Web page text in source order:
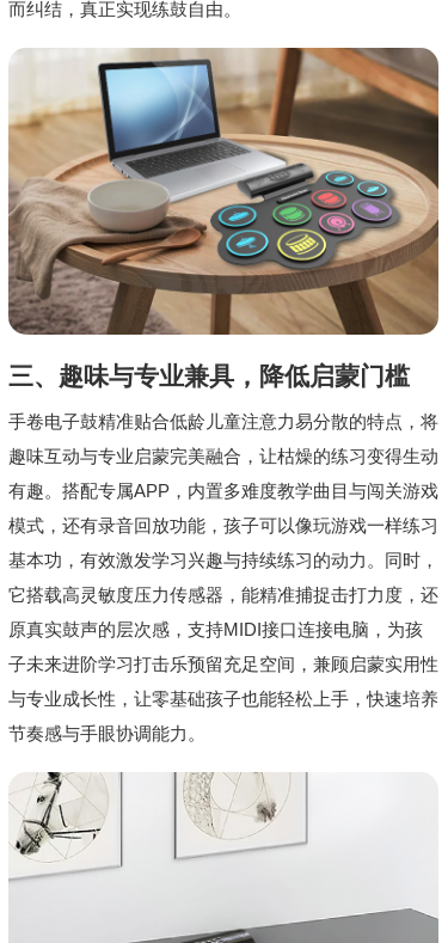
而纠结，真正实现练鼓自由。
三、趣味与专业兼具，降低启蒙门槛
手卷电子鼓精准贴合低龄儿童注意力易分散的特点，将
趣味互动与专业启蒙完美融合，让枯燥的练习变得生动
有趣。搭配专属APP，内置多难度教学曲目与闯关游戏
模式，还有录音回放功能，孩子可以像玩游戏一样练习
基本功，有效激发学习兴趣与持续练习的动力。同时，
它搭载高灵敏度压力传感器，能精准捕捉击打力度，还
原真实鼓声的层次感，支持MIDI接口连接电脑，为孩
子未来进阶学习打击乐预留充足空间，兼顾启蒙实用性
与专业成长性，让零基础孩子也能轻松上手，快速培养
节奏感与手眼协调能力。